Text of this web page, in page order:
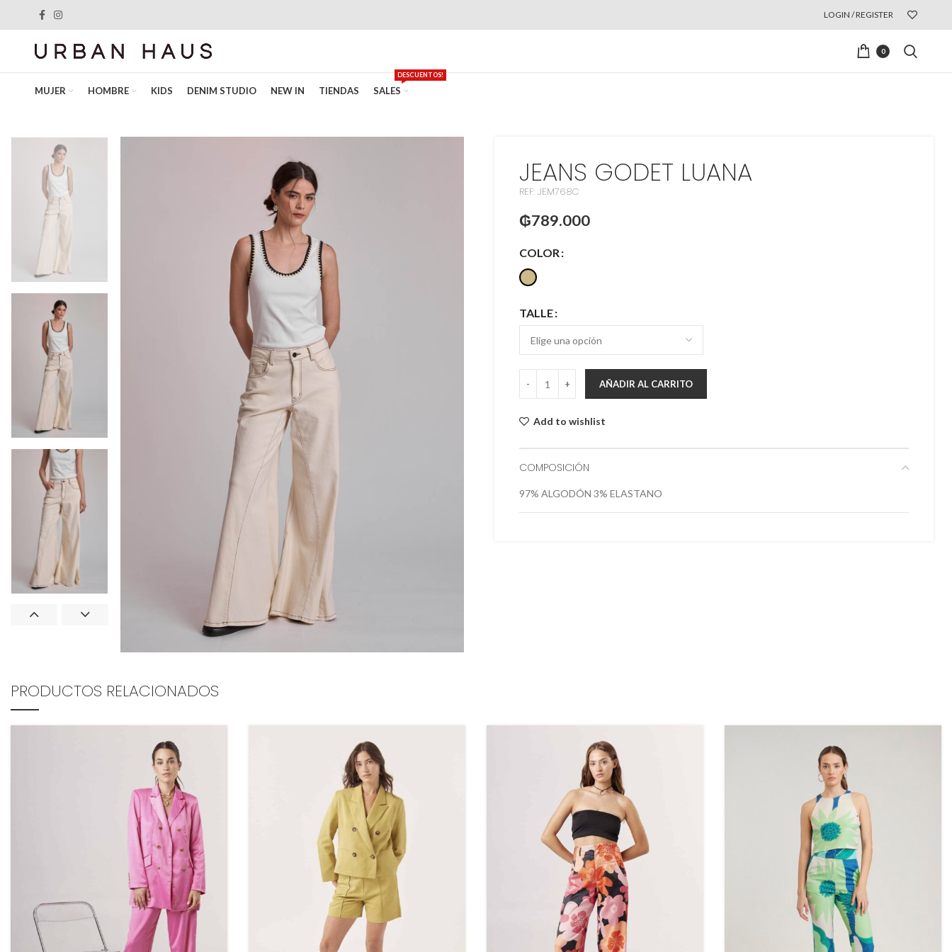
LOGIN / REGISTER
0
MUJER HOMBRE KIDS DENIM STUDIO NEW IN TIENDAS SALES
DESCUENTOS!
JEANS GODET LUANA
REF: JEM768C
₲789.000
COLOR
TALLE
AÑADIR AL CARRITO
Add to wishlist
COMPOSICIÓN
97% ALGODÓN 3% ELASTANO
PRODUCTOS RELACIONADOS